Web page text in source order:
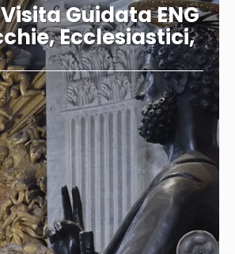
Guidata ENG
Ecclesiastici,